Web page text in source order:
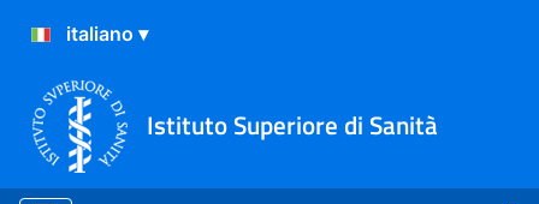
Istituto Superiore di Sanità